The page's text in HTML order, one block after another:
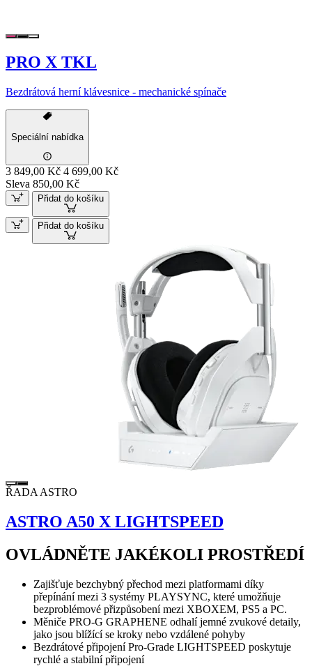
PRO X TKL
Bezdrátová herní klávesnice - mechanické spínače
Speciální nabídka
3 849,00 Kč 4 699,00 Kč
Sleva 850,00 Kč
Přidat do košíku
Přidat do košíku
ŘADA ASTRO
ASTRO A50 X LIGHTSPEED
OVLÁDNĚTE JAKÉKOLI PROSTŘEDÍ
Zajišťuje bezchybný přechod mezi platformami díky
přepínání mezi 3 systémy PLAYSYNC, které umožňuje
bezproblémové přizpůsobení mezi XBOXEM, PS5 a PC.
Měniče PRO-G GRAPHENE odhalí jemné zvukové detaily,
jako jsou blížící se kroky nebo vzdálené pohyby
Bezdrátové připojení Pro-Grade LIGHTSPEED poskytuje
rychlé a stabilní připojení